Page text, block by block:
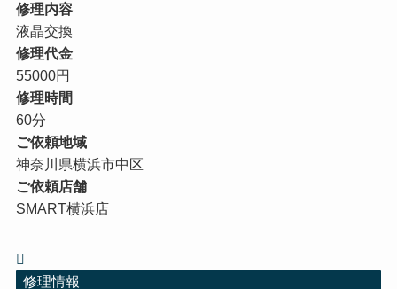
修理内容
液晶交換
修理代金
55000円
修理時間
60分
ご依頼地域
神奈川県横浜市中区
ご依頼店舗
SMART横浜店
修理情報